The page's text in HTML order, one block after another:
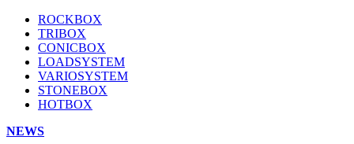
ROCKBOX
TRIBOX
CONICBOX
LOADSYSTEM
VARIOSYSTEM
STONEBOX
HOTBOX
NEWS